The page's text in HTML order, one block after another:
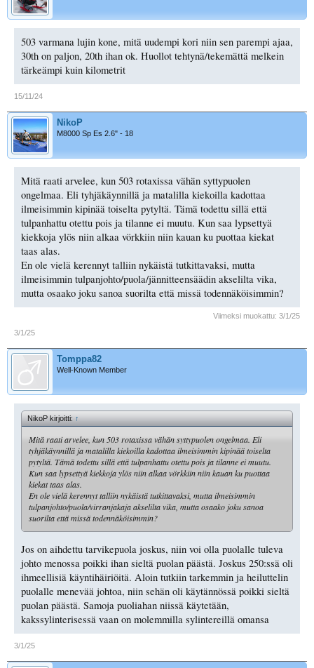
503 varmana lujin kone, mitä uudempi kori niin sen parempi ajaa,
30th on paljon, 20th ihan ok. Huollot tehtynä/tekemättä melkein
tärkeämpi kuin kilometrit
15/11/24
NikoP
M8000 Sp Es 2.6" - 18
Mitä raati arvelee, kun 503 rotaxissa vähän syttypuolen
ongelmaa. Eli tyhjäkäynnillä ja matalilla kiekoilla kadottaa
ilmeisimmin kipinää toiselta pytyltä. Tämä todettu sillä että
tulpanhattu otettu pois ja tilanne ei muutu. Kun saa lypsettyä
kiekkoja ylös niin alkaa vörkkiin niin kauan ku puottaa kiekat
taas alas.
En ole vielä kerennyt talliin nykäistä tutkittavaksi, mutta
ilmeisimmin tulpanjohto/puola/jännitteensäädin akselilta vika,
mutta osaako joku sanoa suorilta että missä todennäköisimmin?
Viimeksi muokattu: 3/1/25
3/1/25
Tomppa82
Well-Known Member
NikoP kirjoitti:↑
Mitä raati arvelee, kun 503 rotaxissa vähän syttypuolen ongelmaa. Eli
tyhjäkäynnillä ja matalilla kiekoilla kadottaa ilmeisimmin kipinää toiselta
pytyltä. Tämä todettu sillä että tulpanhattu otettu pois ja tilanne ei muutu.
Kun saa lypsettyä kiekkoja ylös niin alkaa vörkkiin niin kauan ku puottaa
kiekat taas alas.
En ole vielä kerennyt talliin nykäistä tutkittavaksi, mutta ilmeisimmin
tulpanjohto/puola/virranjakaja akselilta vika, mutta osaako joku sanoa
suorilta että missä todennäköisimmin?
Jos on aihdettu tarvikepuola joskus, niin voi olla puolalle tuleva
johto menossa poikki ihan sieltä puolan päästä. Joskus 250:ssä oli
ihmeellisiä käyntihäiriöitä. Aloin tutkiin tarkemmin ja heiluttelin
puolalle menevää johtoa, niin sehän oli käytännössä poikki sieltä
puolan päästä. Samoja puoliahan niissä käytetään,
kakssylinterisessä vaan on molemmilla sylintereillä omansa
3/1/25